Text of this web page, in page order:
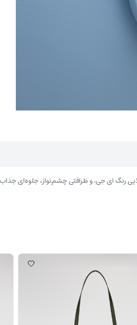
ای جی، و ظرافتی چشم‌نواز، جلوه‌ای